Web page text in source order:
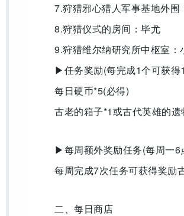
7.狩猎邪心猎人军事基地外围
8.狩猎仪式的房间：毕尤
9.狩猎维尔纳研究所中枢室：
▶任务奖励(每完成1个可获得
每日硬币*5(必得)
古老的箱子*1或古代英雄的遗
▶每周额外奖励任务(每周一6
每周完成7次任务可获得奖励古
二、每日商店